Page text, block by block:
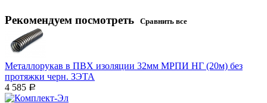
Рекомендуем посмотреть Сравнить все
Металлорукав в ПВХ изоляции 32мм МРПИ НГ (20м) без
протяжки черн. ЗЭТА
4 585 Р